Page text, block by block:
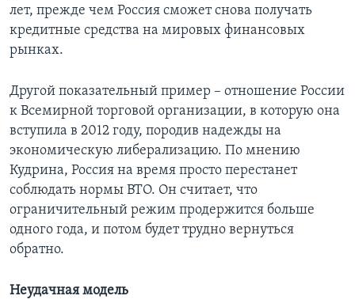
лет, прежде чем Россия сможет снова получать
кредитные средства на мировых финансовых
рынках.
Другой показательный пример – отношение России
к Всемирной торговой организации, в которую она
вступила в 2012 году, породив надежды на
экономическую либерализацию. По мнению
Кудрина, Россия на время просто перестанет
соблюдать нормы ВТО. Он считает, что
ограничительный режим продержится больше
одного года, и потом будет трудно вернуться
обратно.
Неудачная модель